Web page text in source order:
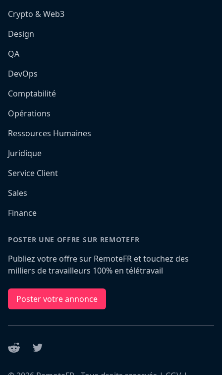
Crypto & Web3
Design
QA
DevOps
Comptabilité
Opérations
Ressources Humaines
Juridique
Service Client
Sales
Finance
POSTER UNE OFFRE SUR REMOTEFR
Publiez votre offre sur RemoteFR et touchez des
milliers de travailleurs 100% en télétravail
Poster votre annonce
Reddit Twitter